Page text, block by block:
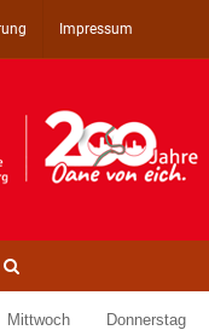
Impressum